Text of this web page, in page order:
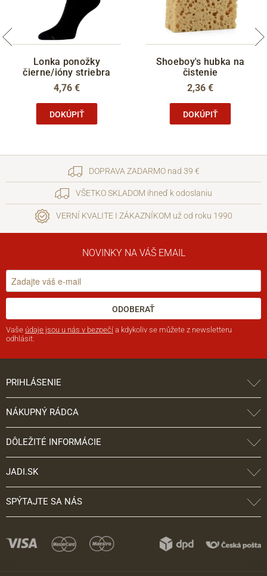
Lonka ponožky
čierne/ióny striebra
4,76 €
DOKÚPIŤ
Shoeboy's hubka na
čistenie
2,36 €
DOKÚPIŤ
DOPRAVA ZADARMO nad 39 €
VŠETKO SKLADOM ihneď k odoslaniu
VERNÍ KVALITE I ZÁKAZNÍKOM už od roku 1990
NOVINKY NA VÁŠ EMAIL
ODOBERAŤ
Vaše údaje jsou u nás v bezpečí a kdykoliv se můžete z newsletteru
odhlásit.
PRIHLÁSENIE
NÁKUPNÝ RÁDCA
DÔLEŽITÉ INFORMÁCIE
JADI.SK
SPÝTAJTE SA NÁS